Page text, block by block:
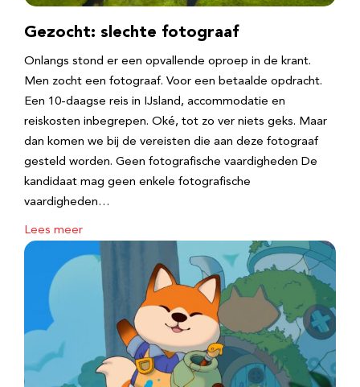
Gezocht: slechte fotograaf
Onlangs stond er een opvallende oproep in de krant.
Men zocht een fotograaf. Voor een betaalde opdracht.
Een 10-daagse reis in IJsland, accommodatie en
reiskosten inbegrepen. Oké, tot zo ver niets geks. Maar
dan komen we bij de vereisten die aan deze fotograaf
gesteld worden. Geen fotografische vaardigheden De
kandidaat mag geen enkele fotografische
vaardigheden…
Lees meer